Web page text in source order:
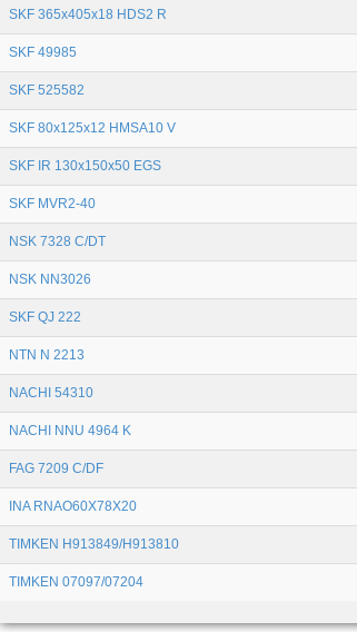
SKF 365x405x18 HDS2 R
SKF 49985
SKF 525582
SKF 80x125x12 HMSA10 V
SKF IR 130x150x50 EGS
SKF MVR2-40
NSK 7328 C/DT
NSK NN3026
SKF QJ 222
NTN N 2213
NACHI 54310
NACHI NNU 4964 K
FAG 7209 C/DF
INA RNAO60X78X20
TIMKEN H913849/H913810
TIMKEN 07097/07204